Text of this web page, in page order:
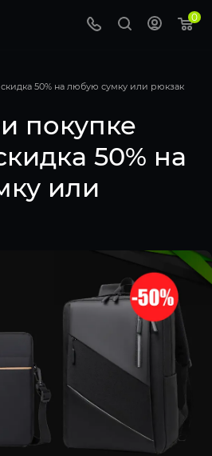
0
50% на любую сумку или рюкзак
покупке
50% на
или